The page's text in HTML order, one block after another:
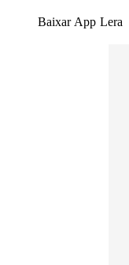
Baixar App Lera